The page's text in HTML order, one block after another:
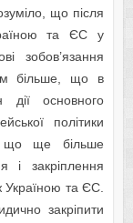
що після
та ЄС у
зобов’язання
більше, що в
основного
політики
що ще більше
і закріплення
Україною та ЄС.
закріпити